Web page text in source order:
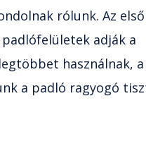
rólunk. Az első
adják a
használnak, a
a padló ragyogó